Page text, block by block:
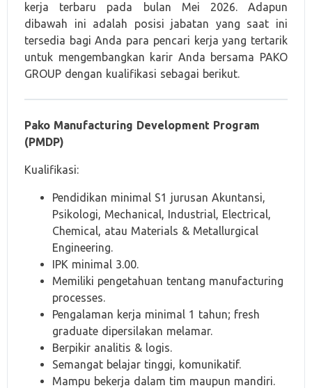
kerja terbaru pada bulan Mei 2026. Adapun
dibawah ini adalah posisi jabatan yang saat ini
tersedia bagi Anda para pencari kerja yang tertarik
untuk mengembangkan karir Anda bersama PAKO
GROUP dengan kualifikasi sebagai berikut.
Pako Manufacturing Development Program
(PMDP)
Kualifikasi:
Pendidikan minimal S1 jurusan Akuntansi,
Psikologi, Mechanical, Industrial, Electrical,
Chemical, atau Materials & Metallurgical
Engineering.
IPK minimal 3.00.
Memiliki pengetahuan tentang manufacturing
processes.
Pengalaman kerja minimal 1 tahun; fresh
graduate dipersilakan melamar.
Berpikir analitis & logis.
Semangat belajar tinggi, komunikatif.
Mampu bekerja dalam tim maupun mandiri.